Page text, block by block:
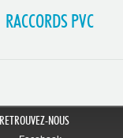
RACCORDS PVC
RETROUVEZ-NOUS